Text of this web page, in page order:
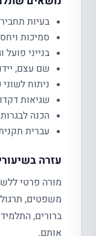
בעיות
סמיכות
בנייני פועל
שם עצם,
ניתוח
שגיאות
הכנה לבגרות 5 יחידות בלשון
עברית
עזרה
מורה פרטי
משפטים,
ברורים,
אותם.